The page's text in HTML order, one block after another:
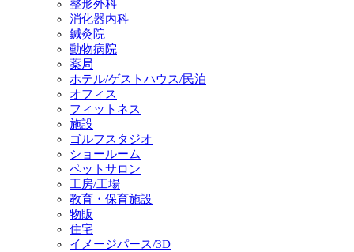
整形外科
消化器内科
鍼灸院
動物病院
薬局
ホテル/ゲストハウス/民泊
オフィス
フィットネス
施設
ゴルフスタジオ
ショールーム
ペットサロン
工房/工場
教育・保育施設
物販
住宅
イメージパース/3D